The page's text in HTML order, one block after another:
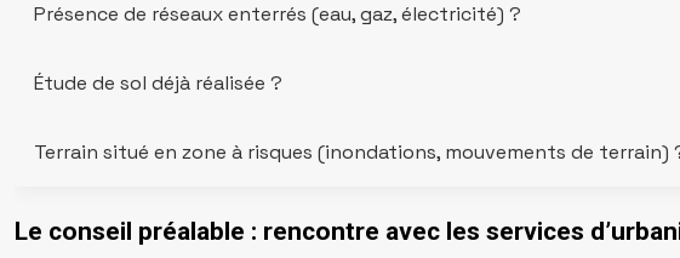
Présence de réseaux enterrés (eau, gaz, électricité) ?
Étude de sol déjà réalisée ?
Terrain situé en zone à risques (inondations, mouvements de terrain)
Le conseil préalable : rencontre avec les services